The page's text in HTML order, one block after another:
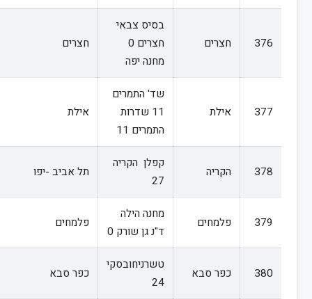
376 חצרים
בסיס צבאי
חצרים 0
מחנה יפה
חצרים
377 אילת
שד' התמרים
11 שדרות
התמרים 11
אילת
378 הקריה
קפלן הקריה
27
תל אביב -יפו
379 פלמחים
מחנה הילה
ד"נ גן שורק 0
פלמחים
380 כפר סבא
טשרניחובסקי
24
כפר סבא